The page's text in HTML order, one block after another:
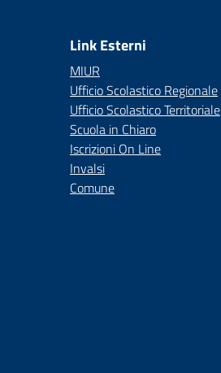
Link Esterni
MIUR
Ufficio Scolastico Regionale
Ufficio Scolastico Territoriale
Scuola in Chiaro
Iscrizioni On Line
Invalsi
Comune